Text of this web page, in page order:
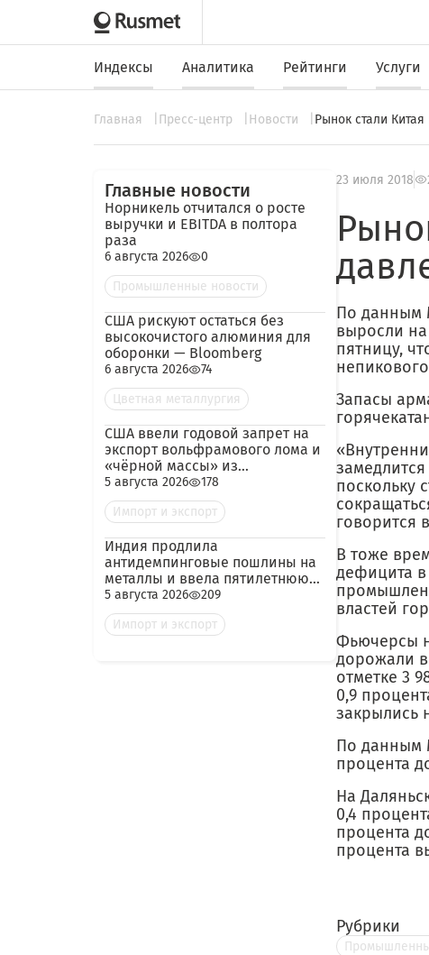
Индексы Аналитика Рейтинги Услуги
Главная Пресс-центр Новости Рынок стали
Главные новости
Норникель отчитался о росте
выручки и EBITDA в полтора
раза
6 августа 2026
0
Промышленные новости
США рискуют остаться без
высокочистого алюминия для
оборонки — Bloomberg
6 августа 2026
74
Цветная металлургия
США ввели годовой запрет на
экспорт вольфрамового лома и
«чёрной массы» из
аккумуляторов
5 августа 2026
178
Импорт и экспорт
Индия продлила
антидемпинговые пошлины на
металлы и ввела пятилетнюю
пошлину на импорт кокса из
России
5 августа 2026
209
Импорт и экспорт
23 июля 2018
По данным
выросли
пятницу,
Запасы
поскольку
говорится
В тоже
дефицита
властей
Фьючерсы
дорожали
отметке 3
0,9
закрылись
По данным
процента
На
0,4
процента
процента
Рубрики